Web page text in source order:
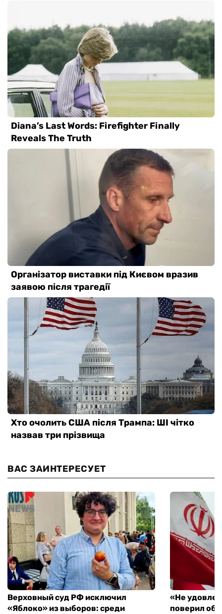
ВАС ЗАИНТЕРЕСУЕТ
Верховный суд РФ исключил
«Яблоко» из выборов: среди
«Не
поверил